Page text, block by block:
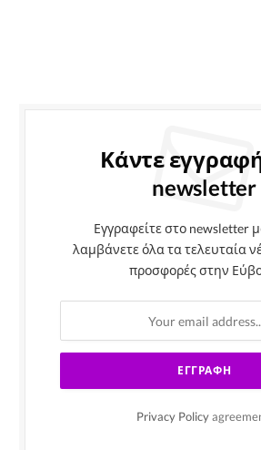
Κάντε
newsletter
Εγγραφείτε στο newsletter
λαμβάνετε όλα τα τελευταία
προσφορές στην
Privacy Policy